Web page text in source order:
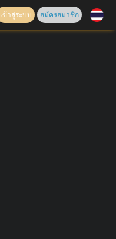
เข้าสู่ระบบ สมัครสมาชิก